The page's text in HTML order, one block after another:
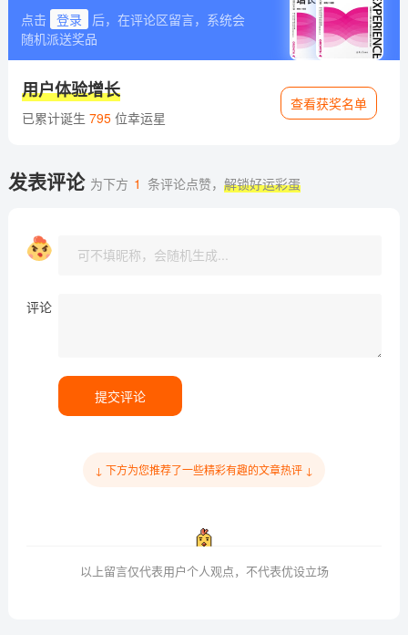
点击 登录
后，在评论区留言，系统会
随机派送奖品
用户体验增长
已累计诞生 795位幸运星
查看获奖名单
发表评论 为下方 1 条评论点赞，解锁好运彩蛋
评论
提交评论
↓ 下方为您推荐了一些精彩有趣的文章热评 ↓
以上留言仅代表用户个人观点，不代表优设立场